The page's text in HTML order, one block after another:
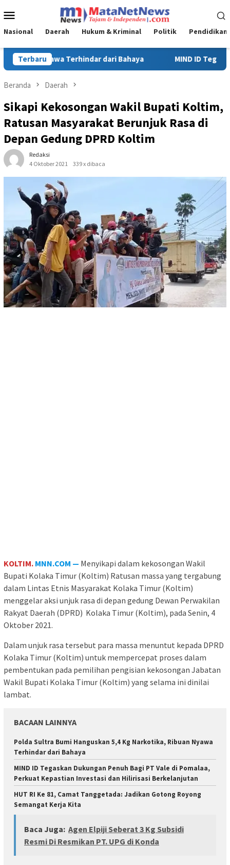
ke
Mobile
Nasional Daerah Hukum & Kriminal Politik Pendidikan
TerbaruMIND ID Tegaskan Dukungan Penuh Bagi PT Vale di
Beranda Daerah
Sikapi Kekosongan Wakil Bupati Koltim,
Ratusan Masyarakat Berunjuk Rasa di
Depan Gedung DPRD Koltim
Redaksi
4 Oktober 2021
339 x dibaca
KOLTIM. MNN.COM — Menyikapi dalam kekosongan Wakil
Bupati Kolaka Timur (Koltim) Ratusan massa yang tergabung
dalam Lintas Etnis Masyarakat Kolaka Timur (Koltim)
menggelar aksi unjuk rasa di depan gedung Dewan Perwakilan
Rakyat Daerah (DPRD) Kolaka Timur (Koltim), pada Senin, 4
Oktober 2021.
Dalam unjuk rasa tersebut para massa menuntut kepada DPRD
Kolaka Timur (Koltim) untuk mempercepat proses dalam
pembentukan pada pemilihan pengisian kekosongan Jabatan
Wakil Bupati Kolaka Timur (Koltim) yang selama ini dinilai
lambat.
BACAAN LAINNYA
Polda Sultra Bumi Hanguskan 5,4 Kg Narkotika, Ribuan Nyawa
Terhindar dari Bahaya
MIND ID Tegaskan Dukungan Penuh Bagi PT Vale di Pomalaa,
Perkuat Kepastian Investasi dan Hilirisasi Berkelanjutan
HUT RI Ke 81, Camat Tanggetada: Jadikan Gotong Royong
Semangat Kerja Kita
Baca Juga: Agen Elpiji Seberat 3 Kg Subsidi
Resmi Di Resmikan PT. UPG di Konda